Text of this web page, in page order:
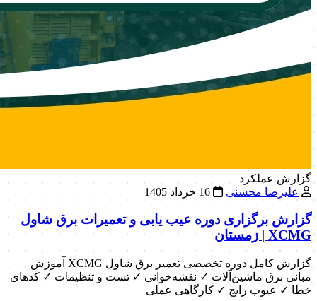
گزارش عملکرد
علیرضا محسنی
گزارش برگزاری دوره عیب یابی و تعمیرات برق شاول
XCMG | زمستان
گزارش کامل دوره تخصصی تعمیر برق شاول XCMG آموزش
مبانی برق ماشین‌آلات ✓ نقشه‌خوانی ✓ تست و تنظیمات ✓ کدهای
خطا ✓ عیوب رایج ✓ کارگاهی عملی